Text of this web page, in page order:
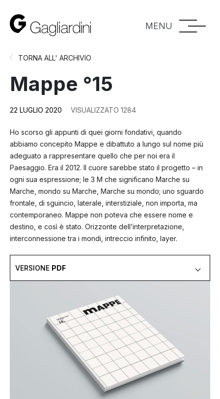
MENU
TORNA ALL' ARCHIVIO
Mappe °15
22 LUGLIO 2020 VISUALIZZATO 1284
Ho scorso gli appunti di quei giorni fondativi, quando
abbiamo concepito Mappe e dibattuto a lungo sul nome più
adeguato a rappresentare quello che per noi era il
Paesaggio. Era il 2012. Il cuore sarebbe stato il progetto – in
ogni sua espressione; le 3 M che significano Marche su
Marche, mondo su Marche, Marche su mondo; uno sguardo
frontale, di sguincio, laterale, interstiziale, non importa, ma
contemporaneo. Mappe non poteva che essere nome e
destino, e così è stato. Orizzonte dell’interpretazione,
interconnessione tra i mondi, intreccio infinito, layer.
VERSIONE PDF